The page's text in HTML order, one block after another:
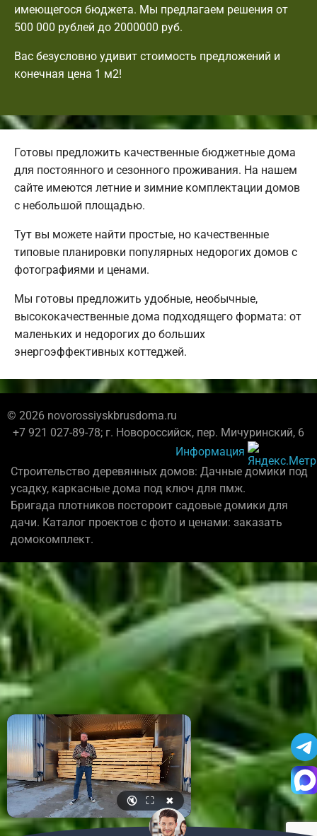
имеющегося бюджета. Мы предлагаем решения от
500 000 рублей до 2000000 руб.
Вас безусловно удивит стоимость предложений и
конечная цена 1 м2!
Готовы предложить качественные бюджетные дома
для постоянного и сезонного проживания. На нашем
сайте имеются летние и зимние комплектации домов
с небольшой площадью.
Тут вы можете найти простые, но качественные
типовые планировки популярных недорогих домов с
фотографиями и ценами.
Мы готовы предложить удобные, необычные,
высококачественные дома подходящего формата: от
маленьких и недорогих до больших
энергоэффективных коттеджей.
© 2026 novorossiyskbrusdoma.ru
+7 921 027-89-78; г. Новороссийск, пер. Мичуринский, 6
Информация
Строительство деревянных домов: Дачные домики под
усадку, каркасные дома под ключ для пмж.
Бригада плотников постороит садовые домики для
дачи. Каталог проектов с фото и ценами: заказать
домокомплект.
🔇 ⛶ ✖